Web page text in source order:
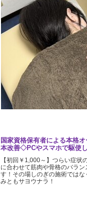
国家資格保有者による本格
本改善◇PCやスマホで駆使
【初回￥1,000～】つらい症状
に合わせて筋肉や骨格のバラ
す！その場しのぎの施術では
みともサヨウナラ！